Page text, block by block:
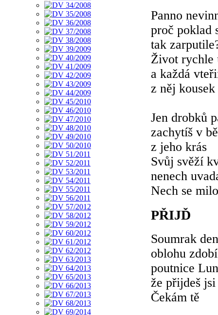
Panno
proč poklad
tak
Život rychle
a každá
z něj
Jen drobků
zachytíš v
z jeho krás
Svůj svěží
nenech
Nech se
PŘIJĎ
Soumrak
oblohu
poutnice
že přijdeš
Čekám tě